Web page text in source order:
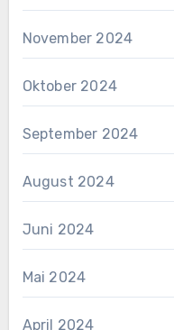
November 2024
Oktober 2024
September 2024
August 2024
Juni 2024
Mai 2024
April 2024